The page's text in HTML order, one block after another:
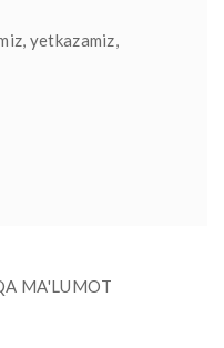
yetkazamiz,
MA'LUMOT